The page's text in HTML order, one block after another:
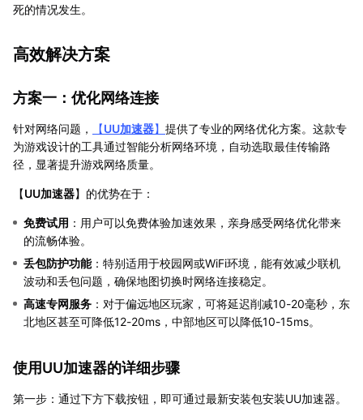
死的情况发生。
高效解决方案
方案一：优化网络连接
针对网络问题， 【UU加速器】 提供了专业的网络优化方案。这款专
为游戏设计的工具通过智能分析网络环境，自动选取最佳传输路
径，显著提升游戏网络质量。
【UU加速器】的优势在于：
免费试用 ：用户可以免费体验加速效果，亲身感受网络优化带来
的流畅体验。
丢包防护功能：特别适用于校园网或WiFi环境，能有效减少联机
波动和丢包问题，确保地图切换时网络连接稳定。
高速专网服务 ：对于偏远地区玩家，可将延迟削减10-20毫秒，东
北地区甚至可降低12-20ms，中部地区可以降低10-15ms。
使用UU加速器的详细步骤
第一步：通过下方下载按钮，即可通过最新安装包安装UU加速器。